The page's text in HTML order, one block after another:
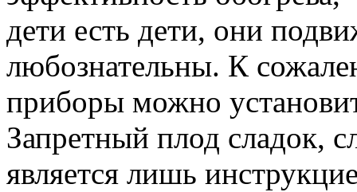
дети есть дети, они
любознательны. К
приборы можно
Запретный плод сладок,
является лишь